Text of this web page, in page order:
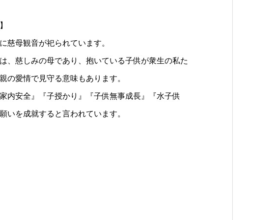
慈母観音が祀られています。
、慈しみの母であり、抱いている子供が衆生の私た
の愛情で見守る意味もあります。
内安全』『子授かり』『子供無事成長』『水子供
いを成就すると言われています。